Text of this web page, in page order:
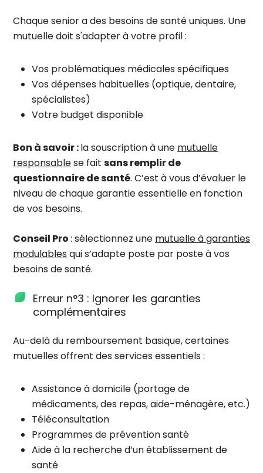
Chaque senior a des besoins de santé uniques. Une
mutuelle doit s'adapter à votre profil :
Vos problématiques médicales spécifiques
Vos dépenses habituelles (optique, dentaire,
spécialistes)
Votre budget disponible
Bon à savoir :la souscription à une mutuelle
responsablese fait sans remplir de
questionnaire de santé. C’est à vous d’évaluer le
niveau de chaque garantie essentielle en fonction
de vos besoins.
Conseil Pro: sélectionnez une mutuelle à garanties
modulablesqui s’adapte poste par poste à vos
besoins de santé.
Erreur n°3 : Ignorer les garanties
complémentaires
Au-delà du remboursement basique, certaines
mutuelles offrent des services essentiels :
Assistance à domicile (portage de
médicaments, des repas, aide-ménagère, etc.)
Téléconsultation
Programmes de prévention santé
Aide à la recherche d’un établissement de
santé